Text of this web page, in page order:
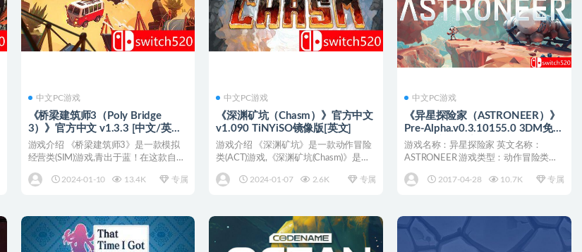
中文PC游戏
《桥梁建筑师3（Poly Bridge
3）》官方中文 v1.3.3 [中文/英文/
日语]
游戏介绍 《桥梁建筑师3》是一款模拟
经营类(SIM)游戏,青出于蓝！在这款自成
2024-01-10
13.4K 专属
中文PC游戏
《深渊矿坑（Chasm）》官方中文
v1.090 TiNYiSO镜像版[英文]
游戏介绍 《深渊矿坑》是一款动作冒险
类(ACT)游戏,《深渊矿坑(Chasm)》是一
2024-01-07
2.6K 专属
中文PC游戏
《异星探险家（ASTRONEER）》
Pre-Alpha.v0.3.10155.0 3DM免安
装中英文未加密版[CN/EN]
游戏名称：异星探险家 英文名称：
ASTRONEER 游戏类型：动作冒险类
2017-04-28
10.7K 专属